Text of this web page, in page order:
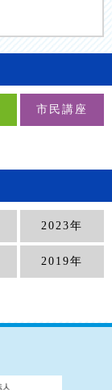
市民講座
2023年
2019年